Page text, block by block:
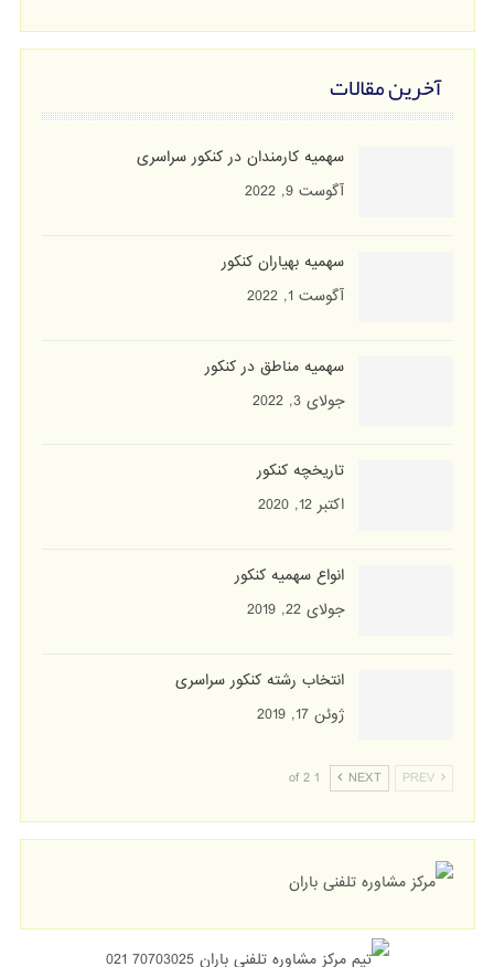
آخرین مقالات
سهمیه کارمندان در کنکور سراسری
آگوست 9, 2022
سهمیه بهیاران کنکور
آگوست 1, 2022
سهمیه مناطق در کنکور
جولای 3, 2022
تاریخچه کنکور
اکتبر 12, 2020
انواع سهمیه کنکور
جولای 22, 2019
انتخاب رشته کنکور سراسری
ژوئن 17, 2019
PREV
NEXT
1 of 2